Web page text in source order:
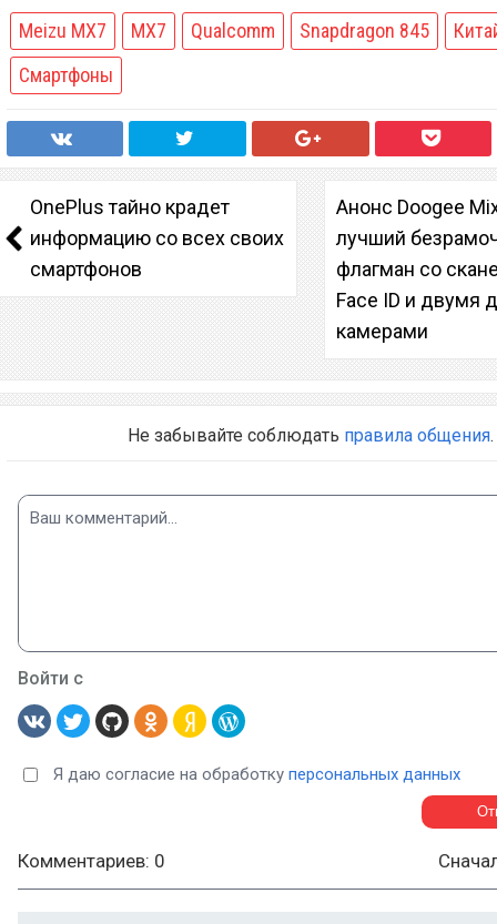
Meizu MX7 MX7 Qualcomm Snapdragon 845
Смартфоны
OnePlus тайно крадет
информацию со всех своих
смартфонов
Анонс Doogee
лучший
флагман со
Face ID и двумя
камерами
Не забывайте соблюдать правила общения.
Войти с
Я даю согласие на обработку персональных данных
Комментариев: 0